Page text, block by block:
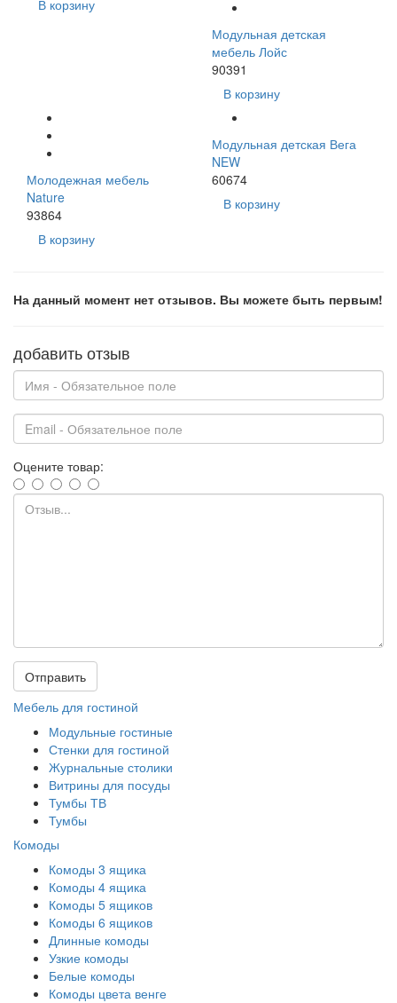
В корзину
Модульная детская
мебель Лойс
90391
В корзину
Молодежная мебель
Nature
93864
В корзину
Модульная детская Вега
NEW
60674
В корзину
На данный момент нет отзывов. Вы можете быть первым!
добавить отзыв
Оцените товар:
Отправить
Мебель для гостиной
Модульные гостиные
Стенки для гостиной
Журнальные столики
Витрины для посуды
Тумбы ТВ
Тумбы
Комоды
Комоды 3 ящика
Комоды 4 ящика
Комоды 5 ящиков
Комоды 6 ящиков
Длинные комоды
Узкие комоды
Белые комоды
Комоды цвета венге